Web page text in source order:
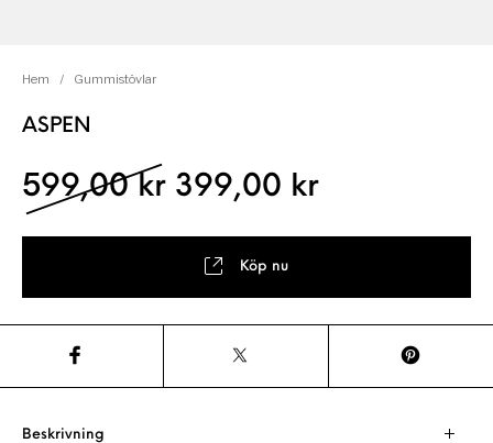
Hem / Gummistövlar
ASPEN
599,00 kr Det ursprungliga
399,00 krDet
Köp nu
Beskrivning